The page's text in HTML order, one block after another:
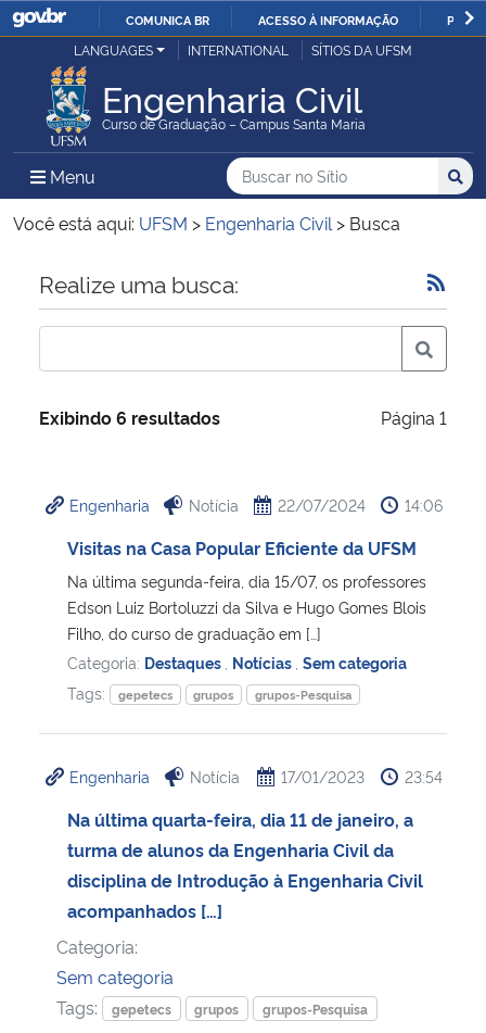
IR
O
COMUNICA BR ACESSO À INFORMAÇÃO
Ministério da Justiça e Segurança Pública
Ministério da Defesa
Ministério das Relações Exteriores
Ministério da Economia
Ministério da Infraestrutura
Ministério da Cidadania
Ministério de Minas e Energia
Ministério da Ciência, Tecnologia, Inovações e Comunicações
Ministério do Meio Ambiente
Ministério do Turismo
Ministério do Desenvolvimento Regional
Controladoria-Geral da União
Secretaria-Geral
LANGUAGES INTERNATIONAL SÍTIOS DA UFSM
Engenharia Civil
Curso de Graduação – Campus Santa Maria
Menu Menu Principal do Sítio
Busca
Buscar no no Sítio
Busca:
Você está aqui: UFSM > Engenharia Civil > Busca
Início do conteúdo
Realize uma busca:
Exibindo 6 resultados Página 1
Engenharia Notícia 22/07/2024 14:06
Visitas na Casa Popular Eficiente da UFSM
Na última segunda-feira, dia 15/07, os professores
Edson Luiz Bortoluzzi da Silva e Hugo Gomes Blois
Filho, do curso de graduação em […]
Categoria: Destaques Notícias Sem categoria
Tags:
gepetecs grupos grupos-Pesquisa
Engenharia Notícia 17/01/2023 23:54
Na última quarta-feira, dia 11 de janeiro, a
turma de alunos da Engenharia Civil da
disciplina de Introdução à Engenharia Civil
acompanhados […]
Categoria:
Sem categoria
Tags:
gepetecs grupos grupos-Pesquisa